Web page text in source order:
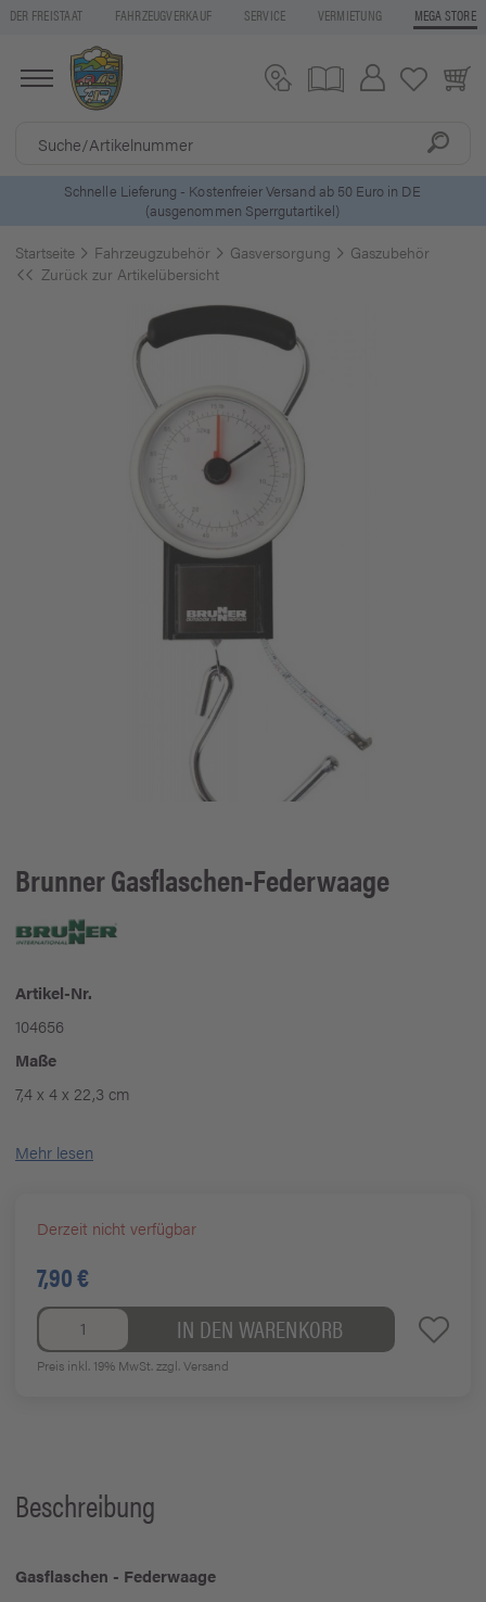
DER FREISTAAT FAHRZEUGVERKAUF SERVICE VERMIETUNG MEGA STORE
5 Euro Gutschein* beiNewsletter-Anmeldung
Startseite Fahrzeugzubehör Gasversorgung
Gaszubehör
Zurück zur Artikelübersicht
BrunnerGasflaschen-Federwaage
Artikel-Nr.
104656
Maße
7,4 x 4 x 22,3 cm
Mehr lesen
Derzeit nicht verfügbar
7,90 €
IN DEN WARENKORB
Preis inkl. 19% MwSt.zzgl. Versand
Beschreibung
Gasflaschen - Federwaage